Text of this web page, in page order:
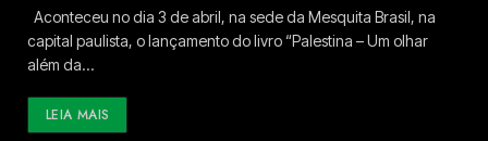
Aconteceu no dia 3 de abril, na sede da Mesquita Brasil, na
capital paulista, o lançamento do livro “Palestina – Um olhar
além da…
LEIA MAIS